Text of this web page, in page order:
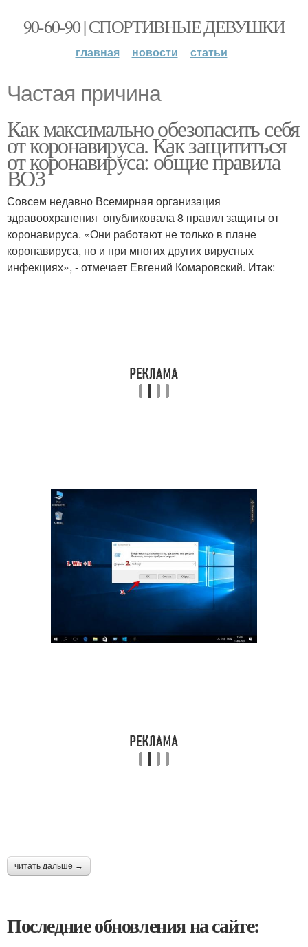
90-60-90 | СПОРТИВНЫЕ ДЕВУШКИ
главная новости статьи
Частая причина
Как максимально обезопасить себя
от коронавируса. Как защититься
от коронавируса: общие правила
ВОЗ
Совсем недавно Всемирная организация
здравоохранения опубликовала 8 правил защиты от
коронавируса. «Они работают не только в плане
коронавируса, но и при многих других вирусных
инфекциях», - отмечает Евгений Комаровский. Итак:
читать дальше →
Последние обновления на сайте: